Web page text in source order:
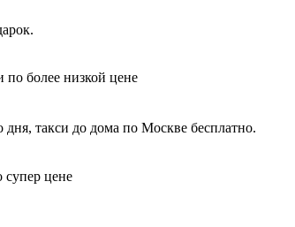
по более низкой цене
такси до дома по Москве бесплатно.
супер цене